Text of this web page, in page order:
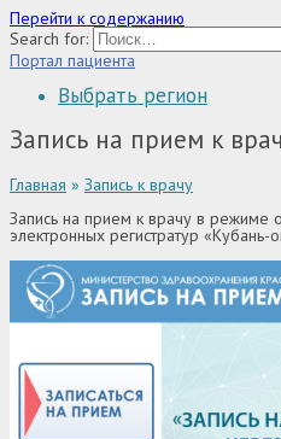
Перейти к содержанию
Search for:
Портал пациента
Выбрать регион
Запись на прием к
Главная » Запись к врачу
Запись на прием к врачу в режиме
электронных регистратур